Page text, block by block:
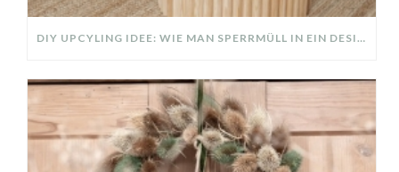
DIY UPCYLING IDEE: WIE MAN SPERRMÜLL IN EIN DESIGNER TEIL VERWANDELT